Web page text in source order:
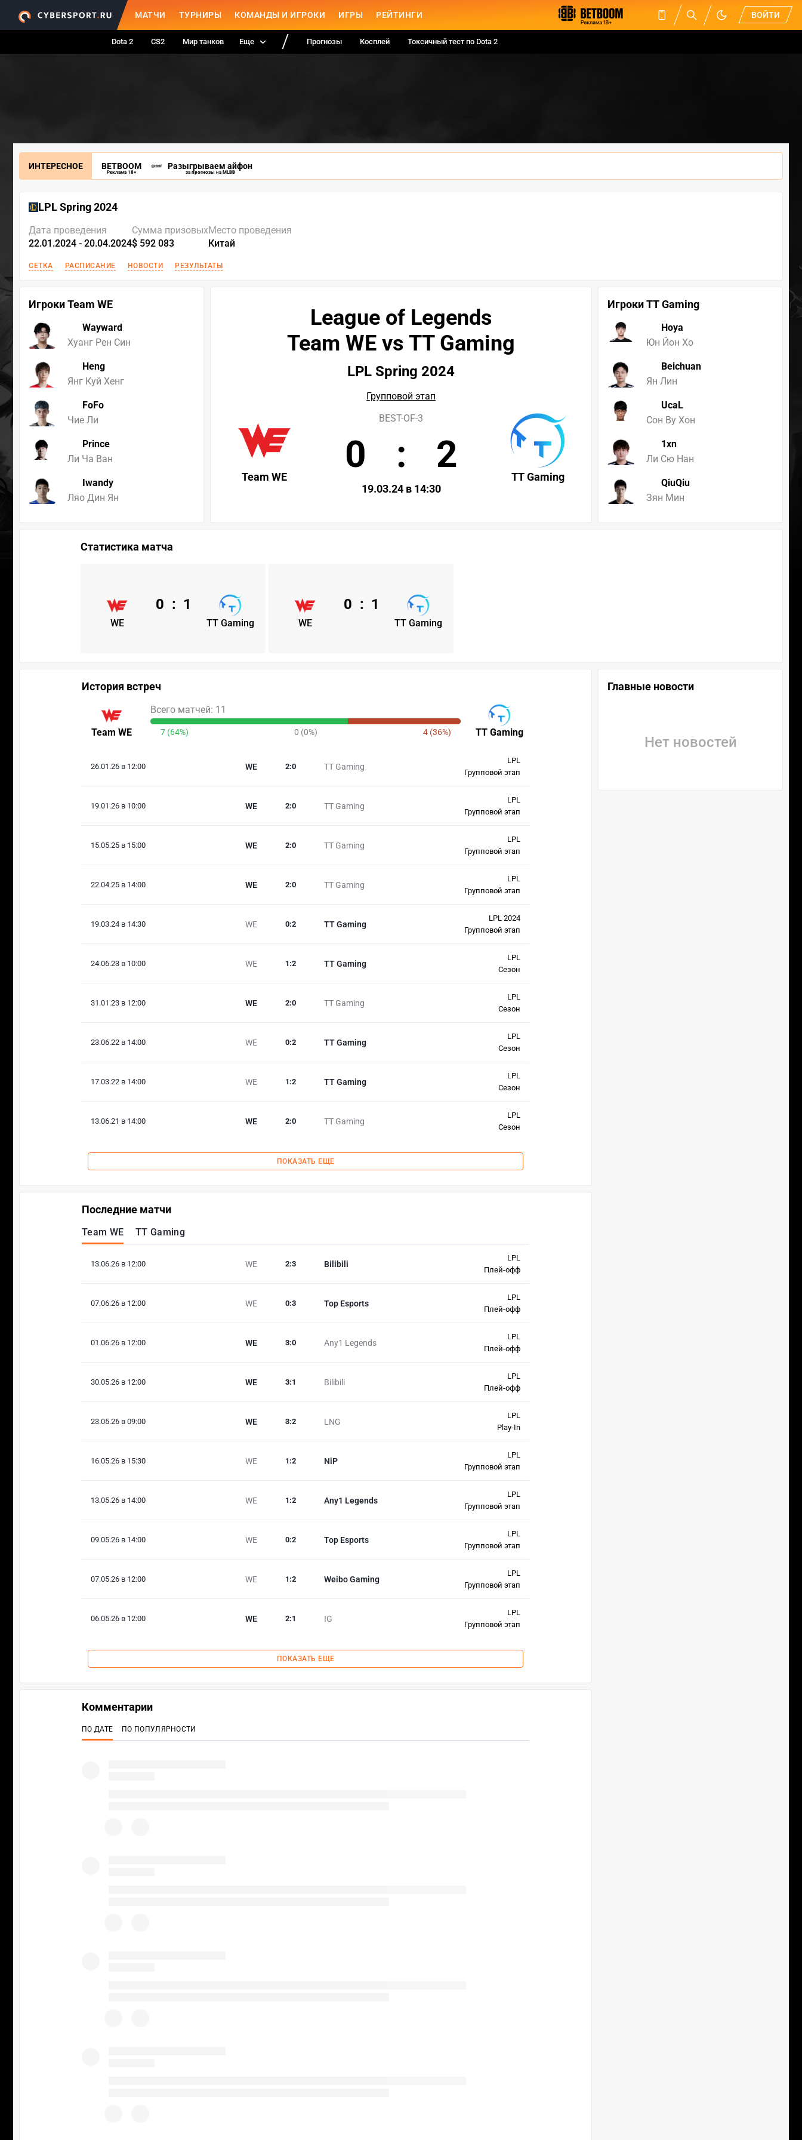
МАТЧИ ТУРНИРЫ КОМАНДЫ И ИГРОКИ ИГРЫ РЕЙТИНГИ ВОЙТИ
Dota 2 CS2 Мир танков Еще Прогнозы Косплей Токсичный тест по Dota 2
ИНТЕРЕСНОЕ BETBOOM
Реклама 18+
Разыгрываем айфон
за прогнозы на MLBB
LPL Spring 2024
Дата проведения
22.01.2024 - 20.04.2024
Сумма призовых
$ 592 083
Место проведения
Китай
СЕТКА РАСПИСАНИЕ НОВОСТИ РЕЗУЛЬТАТЫ
Игроки Team WE
Wayward
Хуанг Рен Син
Heng
Янг Куй Хенг
FoFo
Чие Ли
Prince
Ли Ча Ван
Iwandy
Ляо Дин Ян
Игроки TT Gaming
Hoya
Юн Йон Хо
Beichuan
Ян Лин
UcaL
Сон Ву Хон
1xn
Ли Сю Нан
QiuQiu
Зян Мин
League of Legends
Team WE vs TT Gaming
LPL Spring 2024
Групповой этап
Team WE TT Gaming
BEST-OF-3
0 : 2
19.03.24 в 14:30
Статистика матча
WE TT Gaming
0 : 1
WE TT Gaming
0 : 1
История встреч
Team WE TT Gaming
Всего матчей: 11
7 (64%) 0 (0%) 4 (36%)
26.01.26 в 12:00 WE TT Gaming
2:0
LPL
Групповой этап
19.01.26 в 10:00 WE TT Gaming
2:0
LPL
Групповой этап
15.05.25 в 15:00 WE TT Gaming
2:0
LPL
Групповой этап
22.04.25 в 14:00 WE TT Gaming
2:0
LPL
Групповой этап
19.03.24 в 14:30 WE TT Gaming
0:2
LPL 2024
Групповой этап
24.06.23 в 10:00 WE TT Gaming
1 :2
LPL
Сезон
31.01.23 в 12:00 WE TT Gaming
2:0
LPL
Сезон
23.06.22 в 14:00 WE TT Gaming
0:2
LPL
Сезон
17.03.22 в 14:00 WE TT Gaming
1 :2
LPL
Сезон
13.06.21 в 14:00 WE TT Gaming
2:0
LPL
Сезон
ПОКАЗАТЬ ЕЩЕ
Последние матчи
Team WE TT Gaming
13.06.26 в 12:00 WE Bilibili
2:3
LPL
Плей-офф
07.06.26 в 12:00 WE Top Esports
0:3
LPL
Плей-офф
01.06.26 в 12:00 WE Any1 Legends
3:0
LPL
Плей-офф
30.05.26 в 12:00 WE Bilibili
3:1
LPL
Плей-офф
23.05.26 в 09:00 WE LNG
3:2
LPL
Play-In
16.05.26 в 15:30 WE NiP
1 :2
LPL
Групповой этап
13.05.26 в 14:00 WE Any1 Legends
1 :2
LPL
Групповой этап
09.05.26 в 14:00 WE Top Esports
0:2
LPL
Групповой этап
07.05.26 в 12:00 WE Weibo Gaming
1 :2
LPL
Групповой этап
06.05.26 в 12:00 WE IG
2:1
LPL
Групповой этап
ПОКАЗАТЬ ЕЩЕ
Главные новости
Нет новостей
Комментарии
ПО ДАТЕ ПО ПОПУЛЯРНОСТИ